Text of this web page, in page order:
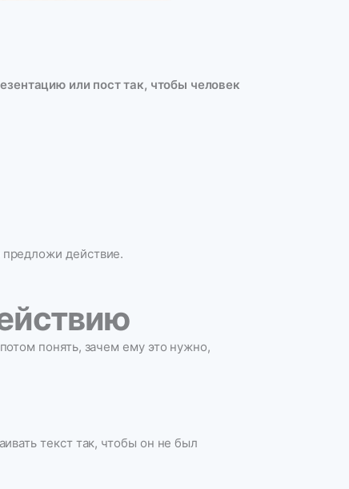
или пост так, чтобы человек
действие.
понять, зачем ему это нужно,
текст так, чтобы он не был